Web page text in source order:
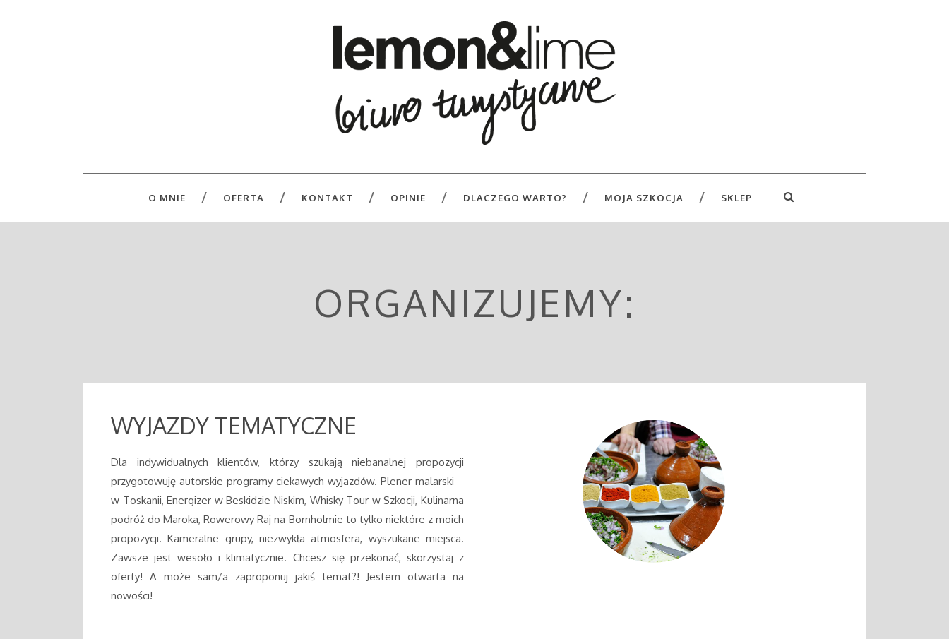
O MNIE OFERTA KONTAKT OPINIE DLACZEGO WARTO? MOJA SZKOCJA SKLEP
ORGANIZUJEMY:
WYJAZDY TEMATYCZNE
Dla indywidualnych klientów, którzy szukają niebanalnej propozycji
przygotowuję autorskie programy ciekawych wyjazdów. Plener malarski
w Toskanii, Energizer w Beskidzie Niskim, Whisky Tour w Szkocji, Kulinarna
podróż do Maroka, Rowerowy Raj na Bornholmie to tylko niektóre z moich
propozycji. Kameralne grupy, niezwykła atmosfera, wyszukane miejsca.
Zawsze jest wesoło i klimatycznie. Chcesz się przekonać, skorzystaj z
oferty! A może sam/a zaproponuj jakiś temat?! Jestem otwarta na
nowości!